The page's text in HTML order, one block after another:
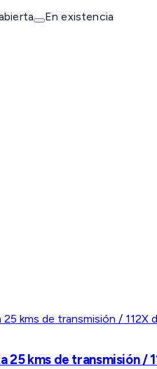
En existencia
25 kms de transmisión